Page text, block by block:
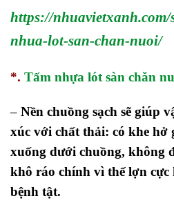
https://
nhua-lot-san-chan-nuoi/
*. Tấm nhựa lót sàn chăn
– Nền chuồng sạch sẽ giúp
xúc với chất thải: có khe hở
xuống dưới chuồng, không
khô ráo chính vì thế lợn
bệnh tật.